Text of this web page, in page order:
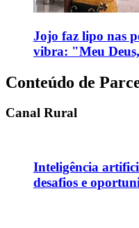
Jojo faz lipo nas
vibra: "Meu
Conteúdo de
Canal Rural
Inteligência
desafios e